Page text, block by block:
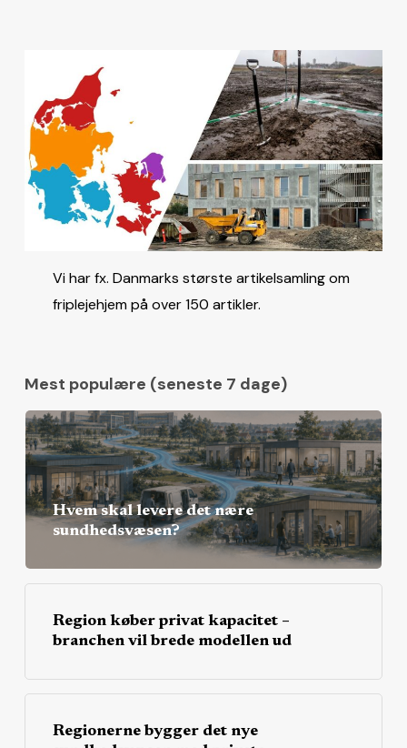
Vi har fx. Danmarks største artikelsamling om
friplejehjem på over 150 artikler.
Mest populære (seneste 7 dage)
Hvem skal levere det nære
sundhedsvæsen?
Region køber privat kapacitet –
branchen vil brede modellen ud
Regionerne bygger det nye